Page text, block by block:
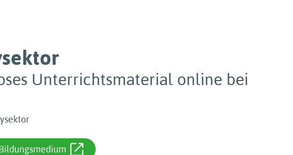
Unterrichtsmaterial online bei